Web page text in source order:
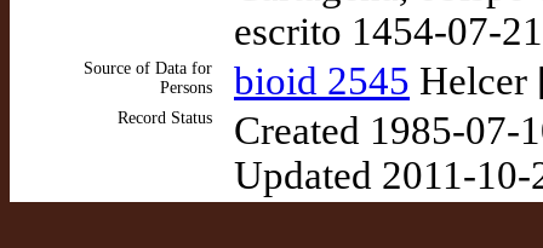
escrito 1454-07-
Source of Data for
Persons
bioid 2545 Helcer
Record Status
Created 1985-07-
Updated 2011-10-